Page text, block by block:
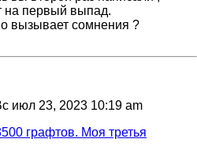
на первый выпад.
вызывает сомнения ?
июл 23, 2023 10:19 am
графтов. Моя третья